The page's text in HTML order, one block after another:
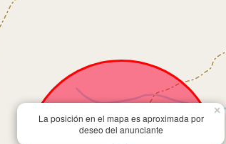
La posición en el mapa es aproximada por
deseo del anunciante
×